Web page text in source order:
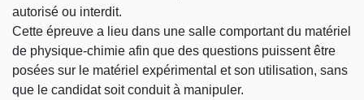
autorisé ou interdit.
Cette épreuve a lieu dans une salle comportant du matériel
de physique-chimie afin que des questions puissent être
posées sur le matériel expérimental et son utilisation, sans
que le candidat soit conduit à manipuler.